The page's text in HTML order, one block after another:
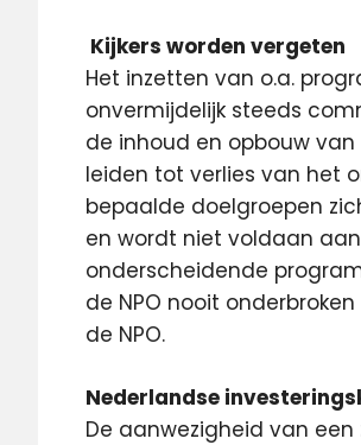
Kijkers worden vergeten
Het inzetten van o.a.
onvermijdelijk steeds
de inhoud en opbouw
leiden tot verlies van het
bepaalde doelgroepen
en wordt niet voldaan
onderscheidende
de NPO nooit
de NPO.
Nederlandse
De aanwezigheid van